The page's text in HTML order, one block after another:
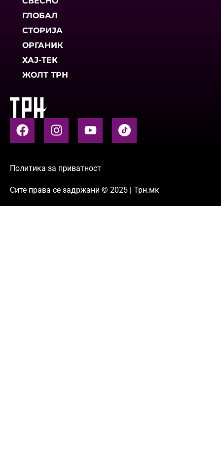
ГЛОБАЛ
СТОРИЈА
ОРГАНИК
ХАЈ-ТЕК
ЖОЛТ ТРН
Политика за приватност
Сите права се задржани © 2025 | Трн.мк